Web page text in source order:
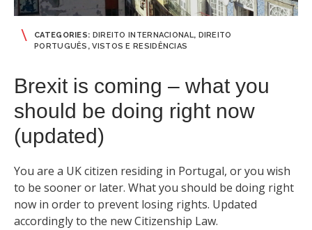
CATEGORIES: DIREITO INTERNACIONAL, DIREITO
PORTUGUÊS ,VISTOS E RESIDÊNCIAS
Brexit is coming – what you
should be doing right now
(updated)
You are a UK citizen residing in Portugal, or you wish
to be sooner or later. What you should be doing right
now in order to prevent losing rights. Updated
accordingly to the new Citizenship Law.